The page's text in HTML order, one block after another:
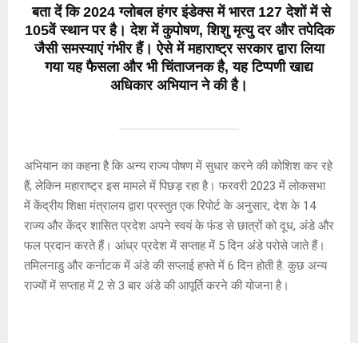
बता दें कि 2024 ग्लोबल हंगर इंडेक्स में भारत 127 देशों में से
105वें स्थान पर है। देश में कुपोषण, शिशु मृत्यु दर और तपेदिक
जैसी समस्याएं गंभीर हैं। ऐसे में महाराष्ट्र सरकार द्वारा लिया
गया यह फैसला और भी चिंताजनक है, यह टिप्पणी खाद्य
अधिकार अभियान ने की है।
अभियान का कहना है कि अन्य राज्य पोषण में सुधार करने की कोशिश कर रहे
हैं, लेकिन महाराष्ट्र इस मामले में पिछड़ रहा है। फरवरी 2023 में लोकसभा
में केंद्रीय शिक्षा मंत्रालय द्वारा प्रस्तुत एक रिपोर्ट के अनुसार, देश के 14
राज्य और केंद्र शासित प्रदेश अपने स्वयं के फंड से छात्रों को दूध, अंडे और
फल प्रदान करते हैं। आंध्र प्रदेश में सप्ताह में 5 दिन अंडे परोसे जाते हैं।
तमिलनाडु और कर्नाटक में अंडे की सप्लाई हफ्ते में 6 दिन होती है. कुछ अन्य
राज्यों में सप्ताह में 2 से 3 बार अंडे की आपूर्ति करने की योजना है।